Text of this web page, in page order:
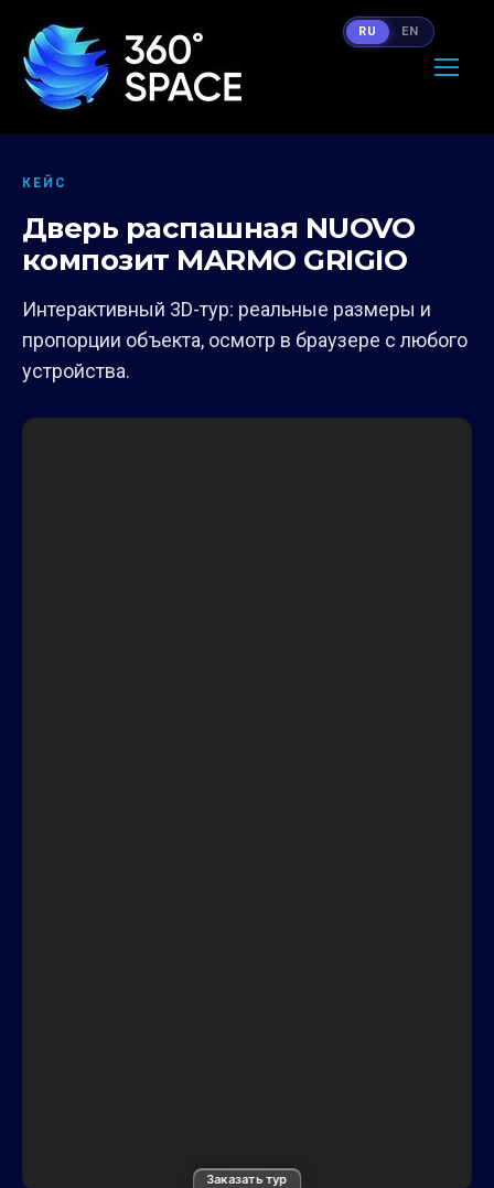
КЕЙС
Дверь распашная NUOVO
композит MARMO GRIGIO
Интерактивный 3D-тур: реальные размеры и
пропорции объекта, осмотр в браузере с любого
устройства.
Заказать тур
RU EN